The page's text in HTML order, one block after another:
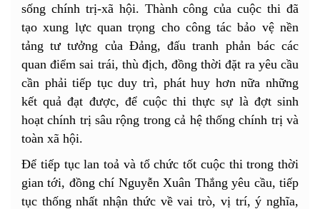
sống chính trị-xã hội. Thành công của cuộc thi đã
tạo xung lực quan trọng cho công tác bảo vệ nền
tảng tư tưởng của Đảng, đấu tranh phản bác các
quan điểm sai trái, thù địch, đồng thời đặt ra yêu cầu
cần phải tiếp tục duy trì, phát huy hơn nữa những
kết quả đạt được, để cuộc thi thực sự là đợt sinh
hoạt chính trị sâu rộng trong cả hệ thống chính trị và
toàn xã hội.
Để tiếp tục lan toả và tổ chức tốt cuộc thi trong thời
gian tới, đồng chí Nguyễn Xuân Thắng yêu cầu, tiếp
tục thống nhất nhận thức về vai trò, vị trí, ý nghĩa,